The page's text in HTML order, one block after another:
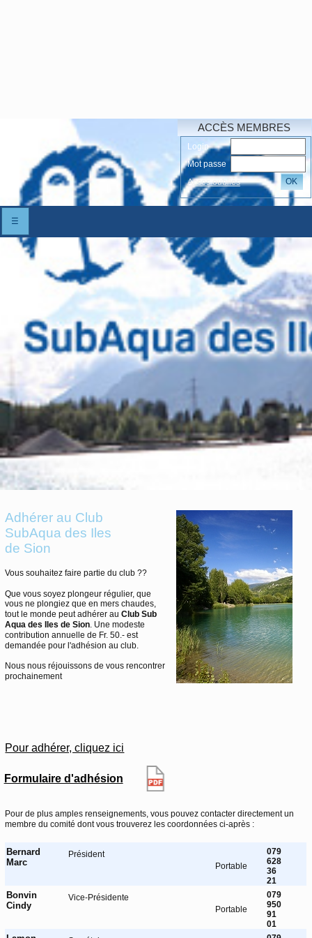
ACCÈS MEMBRES
Login
Mot passe
Accés oubliés
OK
☰
Adhérer au Club
SubAqua des Iles
de Sion
Vous souhaitez faire partie du club ??
Que vous soyez plongeur régulier, que
vous ne plongiez que en mers chaudes,
tout le monde peut adhérer auClub Sub
Aqua des Iles de Sion. Une modeste
contribution annuelle de Fr. 50.- est
demandée pour l'adhésion au club.
Nous nous réjouissons de vous rencontrer
prochainement
Pour adhérer, cliquez ici
Formulaire d'adhésion
Pour de plus amples renseignements, vous pouvez contacter directement un
membre du comité dont vous trouverez les coordonnées ci-après :
Bernard
Marc
Président
Portable
079
628
36
21
Bonvin
Cindy
Vice-Présidente
Portable
079
950
91
01